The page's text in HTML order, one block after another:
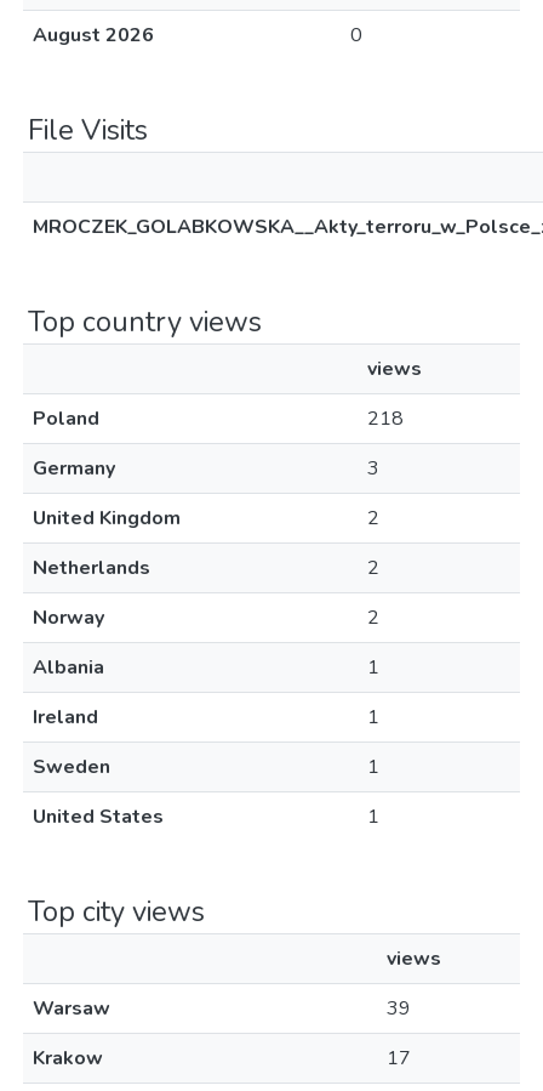
August 2026
0
File Visits
Top country views
views
Poland
218
Germany
3
United Kingdom
2
Netherlands
2
Norway
2
Albania
1
Ireland
1
Sweden
1
United States
1
Top city views
views
Warsaw
39
Krakow
17